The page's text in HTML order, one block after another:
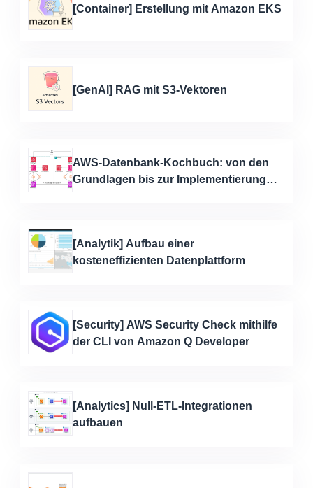
[Container] Erstellung mit Amazon EKS
[GenAI] RAG mit S3-Vektoren
AWS-Datenbank-Kochbuch: von den
Grundlagen bis zur Implementierung
[Analytik] Aufbau einer
kosteneffizienten Datenplattform
[Security] AWS Security Check mithilfe
der CLI von Amazon Q Developer
[Analytics] Null-ETL-Integrationen
aufbauen